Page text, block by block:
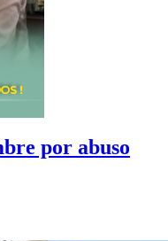
por abuso